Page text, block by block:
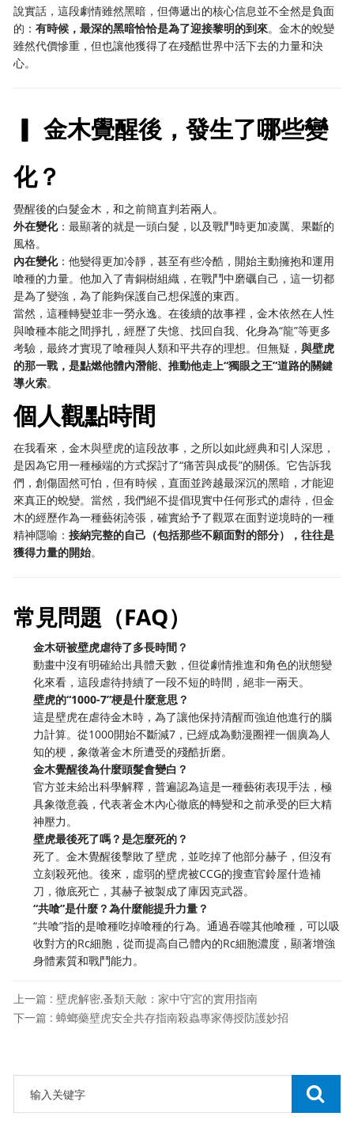
說實話，這段劇情雖然黑暗，但傳遞出的核心信息並不全然是負面
的：有時候，最深的黑暗恰恰是為了迎接黎明的到來。金木的蛻變
雖然代價慘重，但也讓他獲得了在殘酷世界中活下去的力量和決
心。
▎ 金木覺醒後，發生了哪些變
化？
覺醒後的白髮金木，和之前簡直判若兩人。
外在變化：最顯著的就是一頭白髮，以及戰鬥時更加凌厲、果斷的
風格。
內在變化：他變得更加冷靜，甚至有些冷酷，開始主動擁抱和運用
喰種的力量。他加入了青銅樹組織，在戰鬥中磨礪自己，這一切都
是為了變強，為了能夠保護自己想保護的東西。
當然，這種轉變並非一勞永逸。在後續的故事裡，金木依然在人性
與喰種本能之間掙扎，經歷了失憶、找回自我、化身為“龍”等更多
考驗，最終才實現了喰種與人類和平共存的理想。但無疑，與壁虎
的那一戰，是點燃他體內潛能、推動他走上“獨眼之王”道路的關鍵
導火索。
個人觀點時間
在我看來，金木與壁虎的這段故事，之所以如此經典和引人深思，
是因為它用一種極端的方式探討了“痛苦與成長”的關係。它告訴我
們，創傷固然可怕，但有時候，直面並跨越最深沉的黑暗，才能迎
來真正的蛻變。當然，我們絕不提倡現實中任何形式的虐待，但金
木的經歷作為一種藝術誇張，確實給予了觀眾在面對逆境時的一種
精神隱喻：接納完整的自己（包括那些不願面對的部分），往往是
獲得力量的開始。
常見問題（FAQ）
金木研被壁虎虐待了多長時間？
動畫中沒有明確給出具體天數，但從劇情推進和角色的狀態變
化來看，這段虐待持續了一段不短的時間，絕非一兩天。
壁虎的“1000-7”梗是什麼意思？
這是壁虎在虐待金木時，為了讓他保持清醒而強迫他進行的腦
力計算。從1000開始不斷減7，已經成為動漫圈裡一個廣為人
知的梗，象徵著金木所遭受的殘酷折磨。
金木覺醒後為什麼頭髮會變白？
官方並未給出科學解釋，普遍認為這是一種藝術表現手法，極
具象徵意義，代表著金木內心徹底的轉變和之前承受的巨大精
神壓力。
壁虎最後死了嗎？是怎麼死的？
死了。金木覺醒後擊敗了壁虎，並吃掉了他部分赫子，但沒有
立刻殺死他。後來，虛弱的壁虎被CCG的搜查官鈴屋什造補
刀，徹底死亡，其赫子被製成了庫因克武器。
“共喰”是什麼？為什麼能提升力量？
“共喰”指的是喰種吃掉喰種的行為。通過吞噬其他喰種，可以吸
收對方的Rc細胞，從而提高自己體內的Rc細胞濃度，顯著增強
身體素質和戰鬥能力。
上一篇 : 壁虎解密,蚤類天敵：家中守宮的實用指南
下一篇 : 蟑螂藥壁虎安全共存指南殺蟲專家傳授防護妙招